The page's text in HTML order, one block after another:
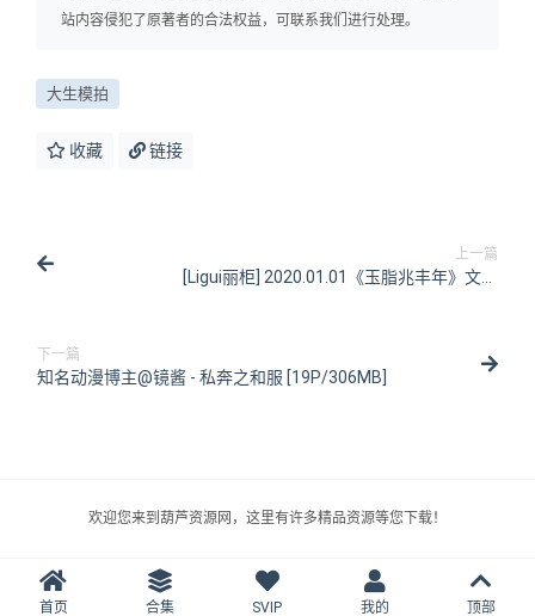
站内容侵犯了原著者的合法权益，可联系我们进行处理。
大生模拍
收藏 链接
上一篇
[Ligui丽柜] 2020.01.01《玉脂兆丰年》文芮
下一篇
知名动漫博主@镜酱 - 私奔之和服 [19P/306MB]
欢迎您来到葫芦资源网，这里有许多精品资源等您下载！
首页 合集 SVIP 我的 顶部